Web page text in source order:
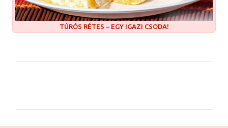
TÚRÓS RÉTES – EGY IGAZI CSODA!